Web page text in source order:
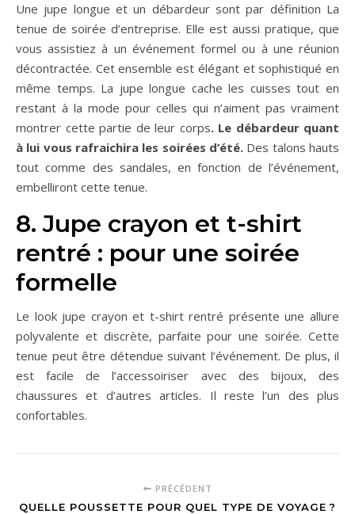
Une jupe longue et un débardeur sont par définition La
tenue de soirée d’entreprise. Elle est aussi pratique, que
vous assistiez à un événement formel ou à une réunion
décontractée. Cet ensemble est élégant et sophistiqué en
même temps. La jupe longue cache les cuisses tout en
restant à la mode pour celles qui n’aiment pas vraiment
montrer cette partie de leur corps. Le débardeur quant
à lui vous rafraichira les soirées d’été. Des talons hauts
tout comme des sandales, en fonction de l’événement,
embelliront cette tenue.
8. Jupe crayon et t-shirt
rentré : pour une soirée
formelle
Le look jupe crayon et t-shirt rentré présente une allure
polyvalente et discrète, parfaite pour une soirée. Cette
tenue peut être détendue suivant l’événement. De plus, il
est facile de l’accessoiriser avec des bijoux, des
chaussures et d’autres articles. Il reste l’un des plus
confortables.
PRÉCÉDENT
QUELLE POUSSETTE POUR QUEL TYPE DE VOYAGE ?